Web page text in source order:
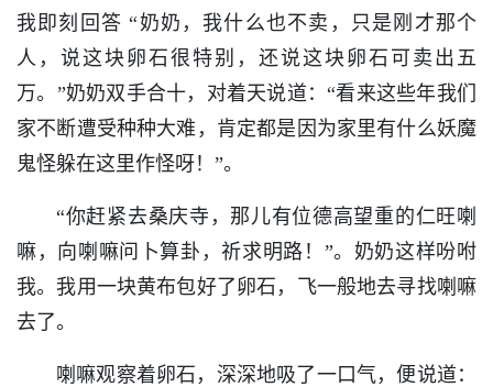
我即刻回答 “奶奶，我什么也不卖，只是刚才那个
人，说这块卵石很特别，还说这块卵石可卖出五
万。”奶奶双手合十，对着天说道：“看来这些年我们
家不断遭受种种大难，肯定都是因为家里有什么妖魔
鬼怪躲在这里作怪呀！”。
“你赶紧去桑庆寺，那儿有位德高望重的仁旺喇
嘛，向喇嘛问卜算卦，祈求明路！”。奶奶这样吩咐
我。我用一块黄布包好了卵石，飞一般地去寻找喇嘛
去了。
喇嘛观察着卵石，深深地吸了一口气，便说道：